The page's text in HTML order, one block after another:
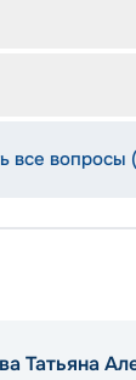
все вопросы
Татьяна